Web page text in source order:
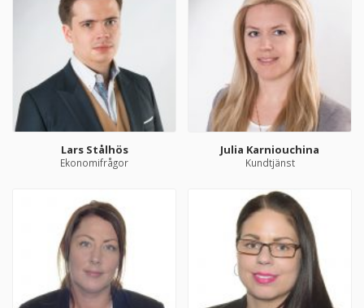
Lars Stålhös
Ekonomifrågor
Julia Karniouchina
Kundtjänst